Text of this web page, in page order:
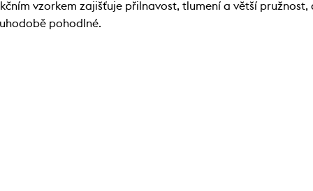
vzorkem zajišťuje přilnavost, tlumení a větší pružnost,
pohodlné.